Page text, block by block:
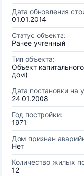
Дата обновления
01.01.2014
Статус объекта:
Ранее учтенный
Тип объекта:
Объект
дом)
Дата постановки на
24.01.2008
Год постройки:
1971
Дом признан
Нет
Количество жилых
12